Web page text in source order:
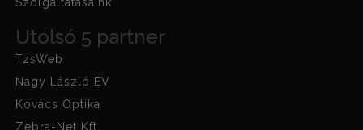
Utolsó 5 partner
TzsWeb
Nagy László EV
Kovács Optika
Zebra-Net Kft.